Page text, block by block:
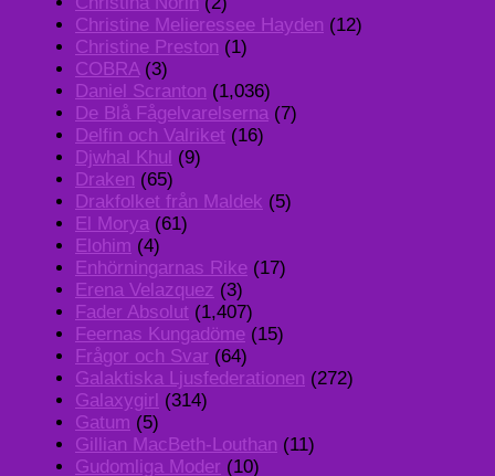
Christine Melieressee Hayden (12)
Christine Preston (1)
COBRA(3)
Daniel Scranton (1,036)
De Blå Fågelvarelserna (7)
Delfin och Valriket (16)
Djwhal Khul (9)
Draken (65)
Drakfolket från Maldek (5)
El Morya (61)
Elohim (4)
Enhörningarnas Rike (17)
Erena Velazquez (3)
Fader Absolut (1,407)
Feernas Kungadöme (15)
Frågor och Svar (64)
Galaktiska Ljusfederationen (272)
Galaxygirl (314)
Gatum (5)
Gillian MacBeth-Louthan (11)
Gudomliga Moder (10)